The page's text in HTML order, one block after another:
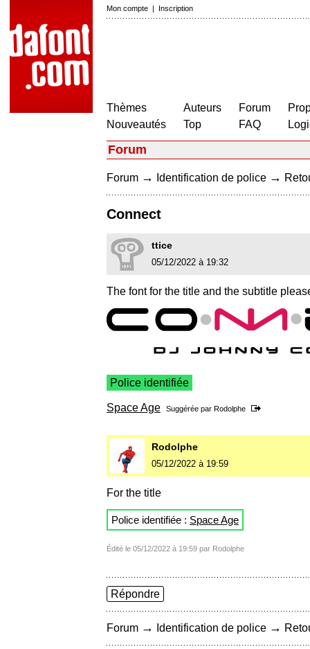
Mon compte | Inscription
Thèmes
Nouveautés
Auteurs
Top
Forum
FAQ
Forum
Forum → Identification de police →
Connect
ttice
05/12/2022 à 19:32
The font for the title and the subtitle
Police identifiée
Space Age Suggérée par Rodolphe
Rodolphe
05/12/2022 à 19:59
For the title
Police identifiée : Space Age
Édité le 05/12/2022 à 19:59 par Rodolphe
Répondre
Forum → Identification de police →